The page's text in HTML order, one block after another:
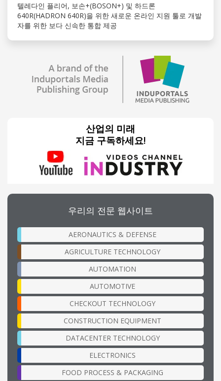
텔레다인 플리어, 보손+(BOSON+) 및 하드론
640R(HADRON 640R)을 위한 새로운 온라인 지원 툴로 개발
자를 위한 보다 신속한 통합 제공
산업의 미래
지금 구독하세요!
우리의 전문 웹사이트
AERONAUTICS & DEFENSE
AGRICULTURE TECHNOLOGY
AUTOMATION
AUTOMOTIVE
CHECKOUT TECHNOLOGY
CONSTRUCTION EQUIPMENT
DATACENTER TECHNOLOGY
ELECTRONICS
FOOD PROCESS & PACKAGING